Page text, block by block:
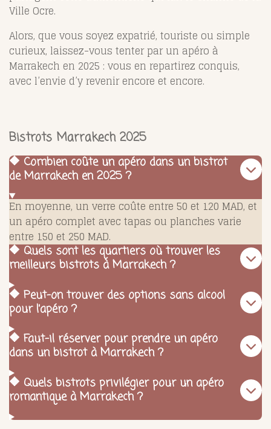
Ville Ocre.
Alors, que vous soyez expatrié, touriste ou simple
curieux, laissez-vous tenter par un apéro à
Marrakech en 2025 : vous en repartirez conquis,
avec l’envie d’y revenir encore et encore.
Bistrots Marrakech 2025
🔶 Combien coûte un apéro dans un bistrot
de Marrakech en 2025 ?
En moyenne, un verre coûte entre 50 et 120 MAD, et
un apéro complet avec tapas ou planches varie
entre 150 et 250 MAD.
🔶 Quels sont les quartiers où trouver les
meilleurs bistrots à Marrakech ?
🔶 Peut-on trouver des options sans alcool
pour l’apéro ?
🔶 Faut-il réserver pour prendre un apéro
dans un bistrot à Marrakech ?
🔶 Quels bistrots privilégier pour un apéro
romantique à Marrakech ?